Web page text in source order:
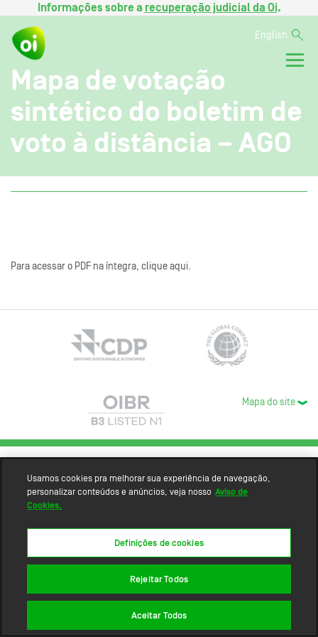
Informações sobre a recuperação judicial da Oi.
English
Mapa de votação
sintético do boletim de
voto à distância – AGO
Para acessar o PDF na íntegra, clique aqui.
Mapa do site
Usamos cookies pra melhorar sua experiência de navegação,
personalizar conteúdos e anúncios, veja nosso Aviso de
Cookies.
Definições de cookies
Rejeitar Todos
Aceitar Todos